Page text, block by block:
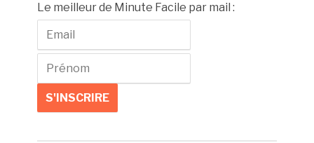
Le meilleur de Minute Facile par mail :